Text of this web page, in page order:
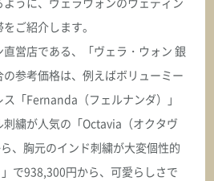
ご紹介します。
営店である、「ヴェラ・ウォン 銀
参考価格は、例えばボリューミー
「Fernanda（フェルナンダ）」
繍が人気の「Octavia（オクタヴ
、胸元のインド刺繍が大変個性的
で938,300円から、可愛らしさで